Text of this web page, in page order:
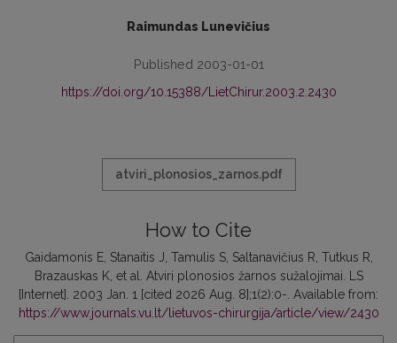
Raimundas Lunevičius
Published 2003-01-01
https://doi.org/10.15388/LietChirur.2003.2.2430
atviri_plonosios_zarnos.pdf
How to Cite
Gaidamonis E, Stanaitis J, Tamulis S, Saltanavičius R, Tutkus R,
Brazauskas K, et al. Atviri plonosios žarnos sužalojimai. LS
[Internet]. 2003 Jan. 1 [cited 2026 Aug. 8];1(2):0-. Available from:
https://www.journals.vu.lt/lietuvos-chirurgija/article/view/2430